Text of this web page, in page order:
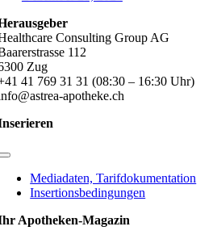
Consulting Group AG
112
Zug
41 769 31 31 (08:30 – 16:30 Uhr)
apotheke.ch
Toggle
NavigationMediadaten, Tarifdokumentation
Insertionsbedingungen
Apotheken-Magazin